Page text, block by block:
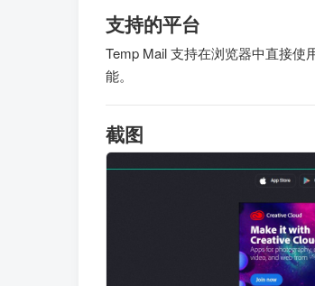
支持的平台
Temp Mail 支持在浏览器中直接使
能。
截图